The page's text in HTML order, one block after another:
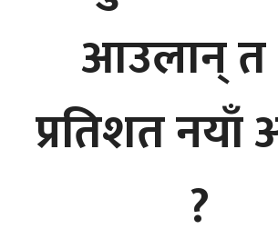
आउलान् त
प्रतिशत नयाँ
?